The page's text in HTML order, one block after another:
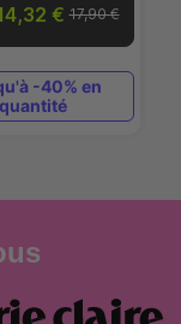
€ 17,90 €
-40% en
quantité